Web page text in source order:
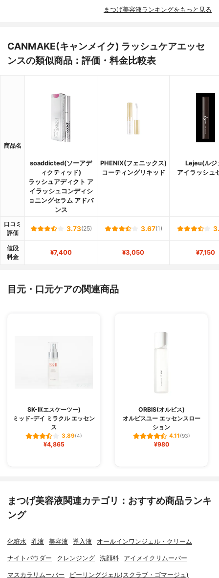
まつげ美容液ランキングをもっと見る
CANMAKE(キャンメイク) ラッシュケアエッセ
ンスの類似商品：評価・料金比較表
商品名
soaddicted(ソーアデ
ィクティッド)
ラッシュアディクト ア
イラッシュコンディシ
ョニングセラム アドバ
ンス
PHENIX(フェニックス)
コーティングリキッド
Lejeu(ルジ
アイラッシュ
口コミ
評価
3.73(25) 3.67(1)
値段
料金
¥7,400 ¥3,050 ¥7,150
目元・口元ケアの関連商品
SK-II(エスケーツー)
ミッド-デイ ミラクル エッセン
ス
3.89(4)
¥4,865
ORBIS(オルビス)
オルビスユー エッセンスロー
ション
4.11(93)
¥980
まつげ美容液関連カテゴリ：おすすめ商品ランキ
ング
化粧水 乳液 美容液 導入液 オールインワンジェル・クリーム
ナイトパウダー クレンジング 洗顔料 アイメイクリムーバー
マスカラリムーバー ピーリングジェル(スクラブ・ゴマージュ)